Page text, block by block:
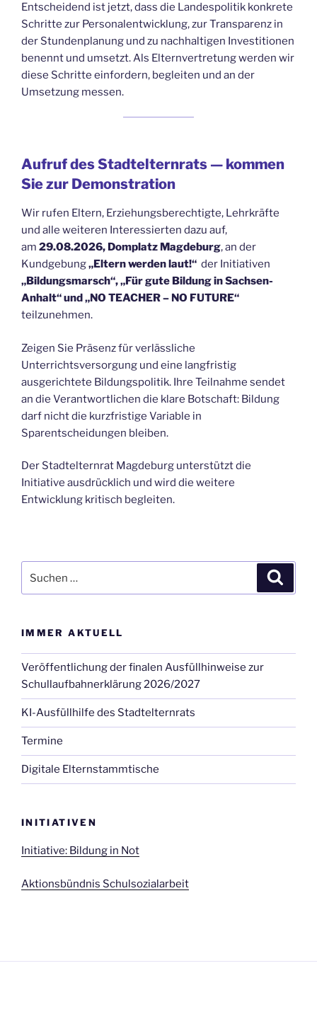
Entscheidend ist jetzt, dass die Landespolitik konkrete
Schritte zur Personalentwicklung, zur Transparenz in
der Stundenplanung und zu nachhaltigen Investitionen
benennt und umsetzt. Als Elternvertretung werden wir
diese Schritte einfordern, begleiten und an der
Umsetzung messen.
Aufruf des Stadtelternrats — kommen
Sie zur Demonstration
Wir rufen Eltern, Erziehungsberechtigte, Lehrkräfte
und alle weiteren Interessierten dazu auf,
am 29.08.2026, Domplatz Magdeburg, an der
Kundgebung„Eltern werden laut!“ der Initiativen
„Bildungsmarsch“, „Für gute Bildung in Sachsen-
Anhalt“ und „NO TEACHER – NO FUTURE“
teilzunehmen.
Zeigen Sie Präsenz für verlässliche
Unterrichtsversorgung und eine langfristig
ausgerichtete Bildungspolitik. Ihre Teilnahme sendet
an die Verantwortlichen die klare Botschaft: Bildung
darf nicht die kurzfristige Variable in
Sparentscheidungen bleiben.
Der Stadtelternrat Magdeburg unterstützt die
Initiative ausdrücklich und wird die weitere
Entwicklung kritisch begleiten.
nach:
IMMER AKTUELL
Veröffentlichung der finalen Ausfüllhinweise zur
Schullaufbahnerklärung 2026/2027
KI-Ausfüllhilfe des Stadtelternrats
Termine
Digitale Elternstammtische
INITIATIVEN
Initiative: Bildung in Not
Aktionsbündnis Schulsozialarbeit